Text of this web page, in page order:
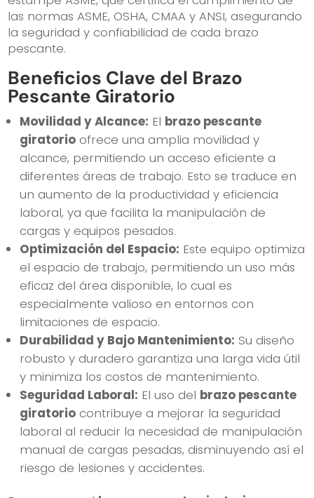
las normas ASME, OSHA, CMAA y ANSI, asegurando
la seguridad y confiabilidad de cada brazo
pescante.
Beneficios Clave del Brazo
Pescante Giratorio
Movilidad y Alcance: El brazo pescante
giratorio ofrece una amplia movilidad y
alcance, permitiendo un acceso eficiente a
diferentes áreas de trabajo. Esto se traduce en
un aumento de la productividad y eficiencia
laboral, ya que facilita la manipulación de
cargas y equipos pesados.
Optimización del Espacio: Este equipo optimiza
el espacio de trabajo, permitiendo un uso más
eficaz del área disponible, lo cual es
especialmente valioso en entornos con
limitaciones de espacio.
Durabilidad y Bajo Mantenimiento: Su diseño
robusto y duradero garantiza una larga vida útil
y minimiza los costos de mantenimiento.
Seguridad Laboral: El uso del brazo pescante
giratorio contribuye a mejorar la seguridad
laboral al reducir la necesidad de manipulación
manual de cargas pesadas, disminuyendo así el
riesgo de lesiones y accidentes.